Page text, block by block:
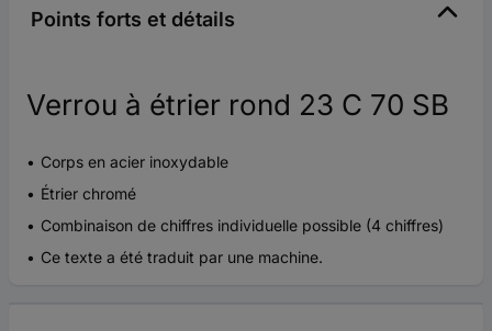
Points forts et détails
Verrou à étrier rond 23 C 70 SB
Corps en acier inoxydable
Étrier chromé
Combinaison de chiffres individuelle possible (4 chiffres)
Ce texte a été traduit par une machine.